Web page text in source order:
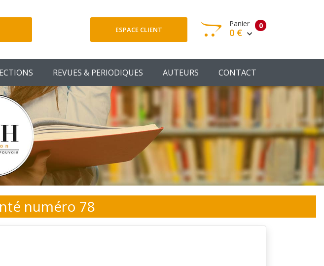
ESPACE CLIENT 0
Panier
0 €
Votre panier est vide
Votre Panier
REVUES & PERIODIQUES AUTEURS CONTACT
numéro 78